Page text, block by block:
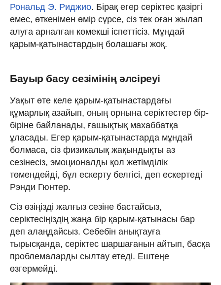
Рональд Э. Риджио. Бірақ егер серіктес қазіргі
емес, өткенімен өмір сүрсе, сіз тек оған жылап
алуға арналған көмекші іспеттісіз. Мұндай
қарым-қатынастардың болашағы жоқ.
Бауыр басу сезімінің әлсіреуі
Уақыт өте келе қарым-қатынастардағы
құмарлық азайып, оның орнына серіктестер бір-
біріне байланады, ғашықтық махаббатқа
ұласады. Егер қарым-қатынастарда мұндай
болмаса, сіз физикалық жақындықты аз
сезінесіз, эмоционалды қол жетімділік
төмендейді, бұл ескерту белгісі, деп ескертеді
Рэнди Гюнтер.
Сіз өзіңізді жалғыз сезіне бастайсыз,
серіктесіңіздің жаңа бір қарым-қатынасы бар
деп алаңдайсыз. Себебін анықтауға
тырысқанда, серіктес шаршағанын айтып, басқа
проблемаларды сылтау етеді. Ештеңе
өзгермейді.